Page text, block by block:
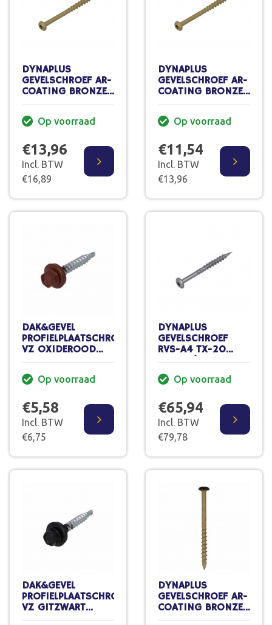
DYNAPLUS
GEVELSCHROEF AR-
COATING BRONZE
4.0X50/28 MM
(200 ST.)
Op voorraad
€13,96
Incl. BTW
€16,89
DYNAPLUS
GEVELSCHROEF AR-
COATING BRONZE
4.0X40/22 MM
(200 ST.)
Op voorraad
€11,54
Incl. BTW
€13,96
DAK&GEVEL
PROFIELPLAATSCHROEF
VZ OXIDEROOD
(50)
Op voorraad
€5,58
Incl. BTW
€6,75
DYNAPLUS
GEVELSCHROEF
RVS-A4 TX-20
(200 ST.)
Op voorraad
€65,94
Incl. BTW
€79,78
DAK&GEVEL
PROFIELPLAATSCHROEF
VZ GITZWART
DYNAPLUS
GEVELSCHROEF AR-
COATING BRONZE